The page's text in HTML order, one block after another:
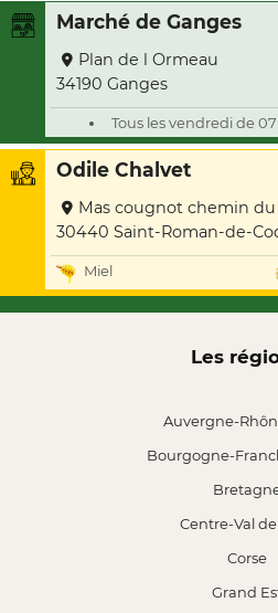
Marché de Ganges
Plan de l Ormeau
34190 Ganges
Tous les vendredi de
Odile Chalvet
Mas cougnot chemin
30440 Saint-Roman-de-
Miel
Les
Auvergne-
Bourgogne-
Centre-Val
Corse
Grand